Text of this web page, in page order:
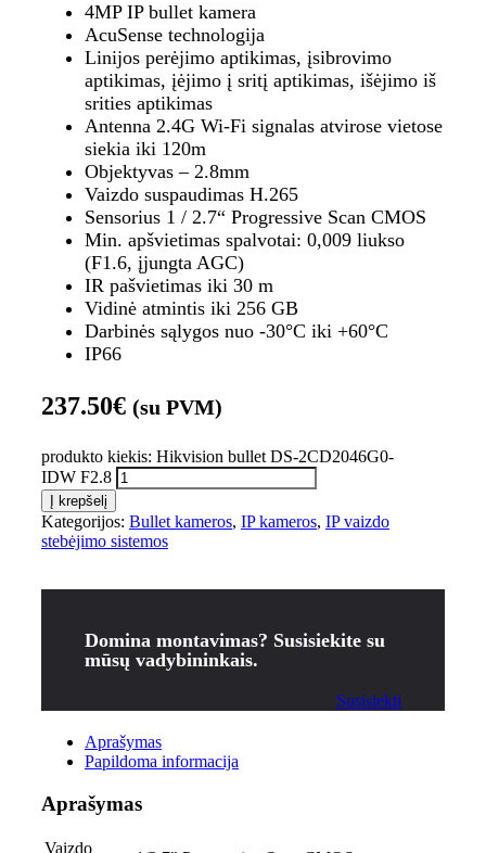
4MP IP bullet kamera
AcuSense technologija
Linijos perėjimo aptikimas, įsibrovimo
aptikimas, įėjimo į sritį aptikimas, išėjimo iš
srities aptikimas
Antenna 2.4G Wi-Fi signalas atvirose vietose
siekia iki 120m
Objektyvas – 2.8mm
Vaizdo suspaudimas H.265
Sensorius 1 / 2.7“ Progressive Scan CMOS
Min. apšvietimas spalvotai: 0,009 liukso
(F1.6, įjungta AGC)
IR pašvietimas iki 30 m
Vidinė atmintis iki 256 GB
Darbinės sąlygos nuo -30°C iki +60°C
IP66
237.50€ (su PVM)
produkto kiekis: Hikvision bullet DS-2CD2046G0-
IDW F2.8
Į krepšelį
Kategorijos: Bullet kameros, IP kameros, IP vaizdo
stebėjimo sistemos
Domina montavimas? Susisiekite su
mūsų vadybininkais.
Susisiekti
Aprašymas
Papildoma informacija
Aprašymas
Vaizdo